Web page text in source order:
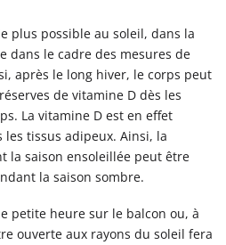
plus possible au soleil, dans la
dans le cadre des mesures de
après le long hiver, le corps peut
de vitamine D dès les
La vitamine D est en effet
tissus adipeux. Ainsi, la
la saison ensoleillée peut être
la saison sombre.
petite heure sur le balcon ou, à
ouverte aux rayons du soleil fera